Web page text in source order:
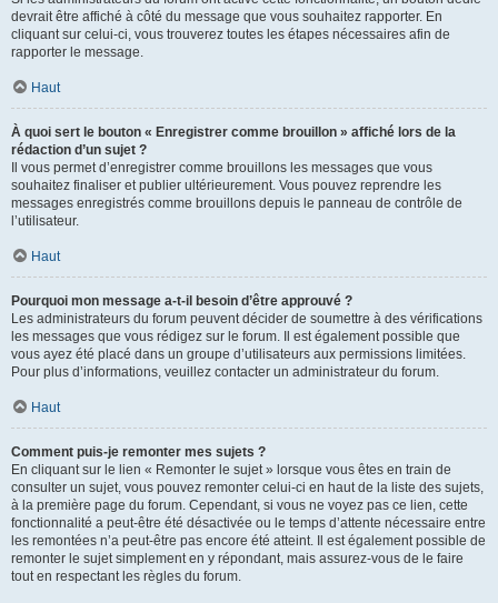
devrait être affiché à côté du message que vous souhaitez rapporter. En
cliquant sur celui-ci, vous trouverez toutes les étapes nécessaires afin de
rapporter le message.
Haut
À quoi sert le bouton « Enregistrer comme brouillon » affiché lors de la
rédaction d’un sujet ?
Il vous permet d’enregistrer comme brouillons les messages que vous
souhaitez finaliser et publier ultérieurement. Vous pouvez reprendre les
messages enregistrés comme brouillons depuis le panneau de contrôle de
l’utilisateur.
Haut
Pourquoi mon message a-t-il besoin d’être approuvé ?
Les administrateurs du forum peuvent décider de soumettre à des vérifications
les messages que vous rédigez sur le forum. Il est également possible que
vous ayez été placé dans un groupe d’utilisateurs aux permissions limitées.
Pour plus d’informations, veuillez contacter un administrateur du forum.
Haut
Comment puis-je remonter mes sujets ?
En cliquant sur le lien « Remonter le sujet » lorsque vous êtes en train de
consulter un sujet, vous pouvez remonter celui-ci en haut de la liste des sujets,
à la première page du forum. Cependant, si vous ne voyez pas ce lien, cette
fonctionnalité a peut-être été désactivée ou le temps d’attente nécessaire entre
les remontées n’a peut-être pas encore été atteint. Il est également possible de
remonter le sujet simplement en y répondant, mais assurez-vous de le faire
tout en respectant les règles du forum.